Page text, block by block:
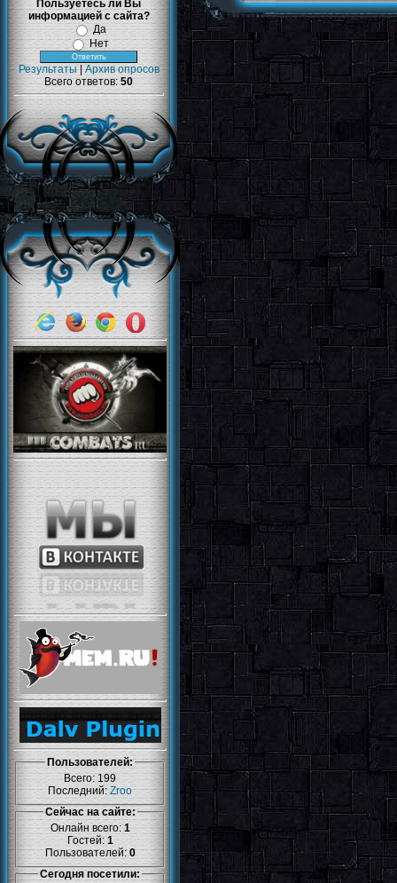
Пользуетесь ли Вы
информацией с сайта?
Да
Нет
Результаты| Архив опросов
Всего ответов: 50
Пользователей:
Всего: 199
Последний:Zroo
Сейчас на сайте:
Онлайн всего:1
Гостей: 1
Пользователей:0
Сегодня посетили: